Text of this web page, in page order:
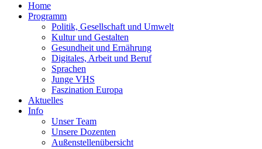
Home
Programm
Politik, Gesellschaft und Umwelt
Kultur und Gestalten
Gesundheit und Ernährung
Digitales, Arbeit und Beruf
Sprachen
Junge VHS
Faszination Europa
Aktuelles
Info
Unser Team
Unsere Dozenten
Außenstellenübersicht